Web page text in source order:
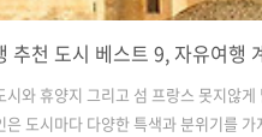
시와 휴양지 그리고 섬 프랑스 못지않게
은 도시마다 다양한 특색과 분위기를 가